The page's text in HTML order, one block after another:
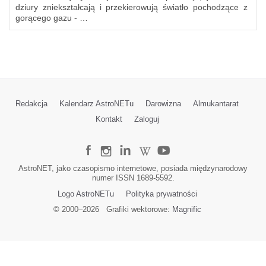
dziury zniekształcają i przekierowują światło pochodzące z
gorącego gazu - …
Redakcja Kalendarz AstroNETu Darowizna
Almukantarat
Kontakt
Zaloguj
AstroNET, jako czasopismo internetowe, posiada międzynarodowy
numer ISSN 1689-5592.
Logo AstroNETu
Polityka prywatności
© 2000–2026Grafiki wektorowe: Magnific